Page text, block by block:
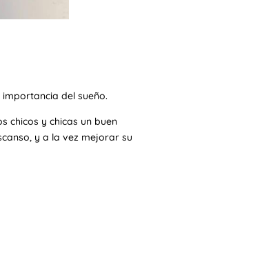
del sueño.
chicos y chicas un buen
y a la vez mejorar su